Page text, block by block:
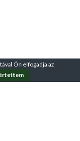
Ön elfogadja az